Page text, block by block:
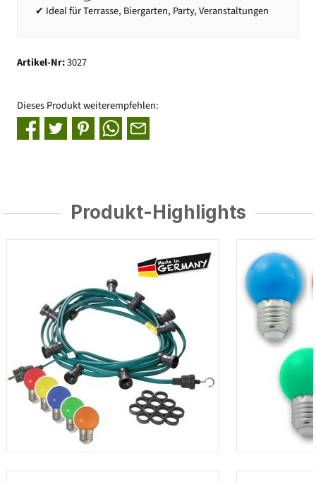
✔ Ideal für Terrasse, Biergarten, Party, Veranstaltungen
Artikel-Nr:3027
Dieses Produkt weiterempfehlen:
Produkt-Highlights